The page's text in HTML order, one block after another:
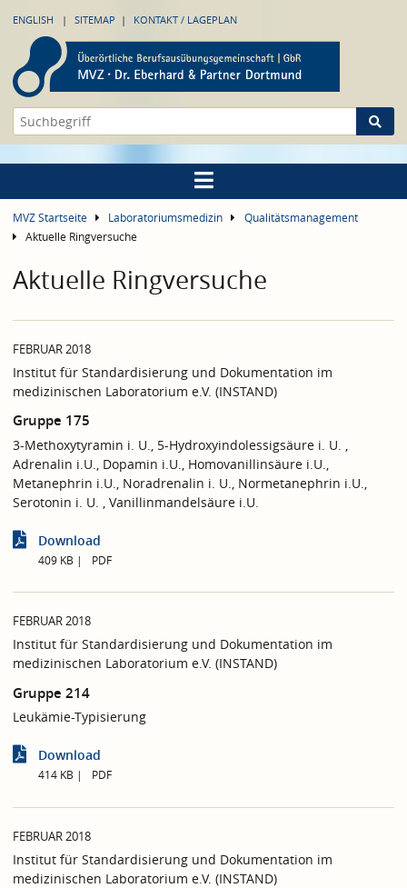
ENGLISH SITEMAP KONTAKT / LAGEPLAN
MVZ Startseite Laboratoriumsmedizin
Qualitätsmanagement
Aktuelle Ringversuche
Aktuelle Ringversuche
FEBRUAR 2018
Institut für Standardisierung und Dokumentation im
medizinischen Laboratorium e.V. (INSTAND)
Gruppe 175
3-Methoxytyramin i. U., 5-Hydroxyindolessigsäure i. U. ,
Adrenalin i.U., Dopamin i.U., Homovanillinsäure i.U.,
Metanephrin i.U., Noradrenalin i. U., Normetanephrin i.U.,
Serotonin i. U. , Vanillinmandelsäure i.U.
Download
409 KB PDF
FEBRUAR 2018
Institut für Standardisierung und Dokumentation im
medizinischen Laboratorium e.V. (INSTAND)
Gruppe 214
Leukämie-Typisierung
Download
414 KB PDF
FEBRUAR 2018
Institut für Standardisierung und Dokumentation im
medizinischen Laboratorium e.V. (INSTAND)